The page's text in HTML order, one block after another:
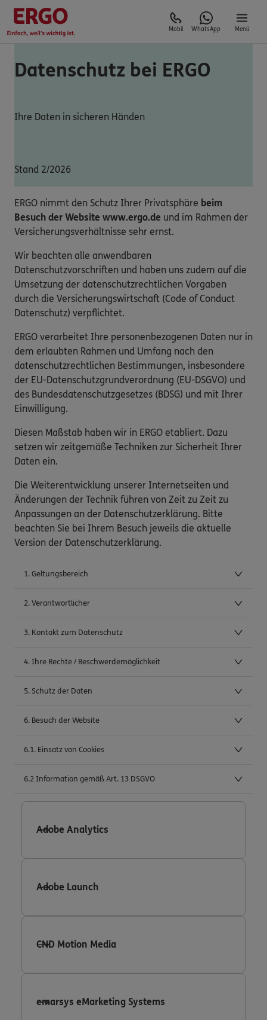
Mobil WhatsApp Menü
Datenschutz bei ERGO
Ihre Daten in sicheren Händen
Stand 2/2026
ERGO nimmt den Schutz Ihrer Privatsphäre beim
Besuch der Website www.ergo.de und im Rahmen der
Versicherungsverhältnisse sehr ernst.
Wir beachten alle anwendbaren
Datenschutzvorschriften und haben uns zudem auf die
Umsetzung der datenschutzrechtlichen Vorgaben
durch die Versicherungswirtschaft (Code of Conduct
Datenschutz) verpflichtet.
ERGO verarbeitet Ihre personenbezogenen Daten nur in
dem erlaubten Rahmen und Umfang nach den
datenschutzrechtlichen Bestimmungen, insbesondere
der EU-Datenschutzgrundverordnung (EU-DSGVO) und
des Bundesdatenschutzgesetzes (BDSG) und mit Ihrer
Einwilligung.
Diesen Maßstab haben wir in ERGO etabliert. Dazu
setzen wir zeitgemäße Techniken zur Sicherheit Ihrer
Daten ein.
Die Weiterentwicklung unserer Internetseiten und
Änderungen der Technik führen von Zeit zu Zeit zu
Anpassungen an der Datenschutzerklärung. Bitte
beachten Sie bei Ihrem Besuch jeweils die aktuelle
Version der Datenschutzerklärung.
1. Geltungsbereich
2. Verantwortlicher
3. Kontakt zum Datenschutz
4. Ihre Rechte / Beschwerdemöglichkeit
5. Schutz der Daten
6. Besuch der Website
6.1. Einsatz von Cookies
6.2 Information gemäß Art. 13 DSGVO
Adobe Analytics
Adobe Launch
CND Motion Media
emarsys eMarketing Systems